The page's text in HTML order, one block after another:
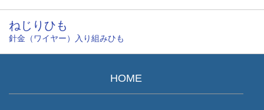
ねじりひも
針金（ワイヤー）入り組みひも
HOME